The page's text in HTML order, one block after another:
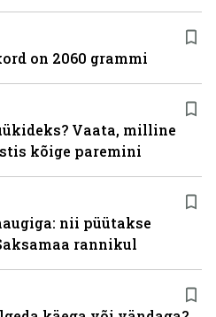
on 2060 grammi
Vaata, milline
kõige paremini
nii püütakse
rannikul